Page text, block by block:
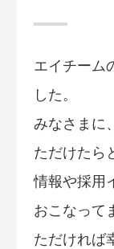
エイチーム
した。
みなさまに
ただけたら
情報や採用
おこなって
ただければ